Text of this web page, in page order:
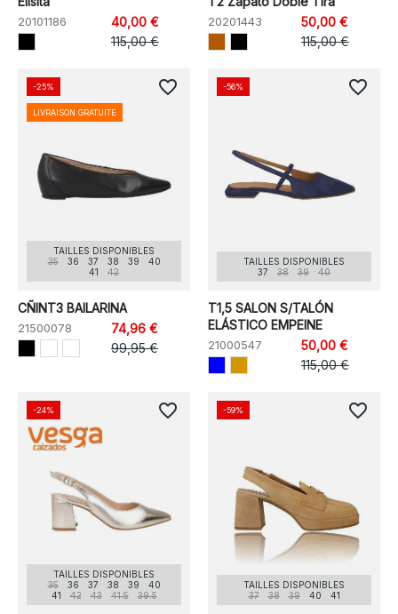
20101186
40,00 €
115,00 €
20201443
50,00 €
115,00 €
TAILLES DISPONIBLES
35
36 37 38 39
40
41
42
CÑINT3 BAILARINA
21500078
74,96 €
99,95 €
-25%
LIVRAISON GRATUITE
favorite_border
TAILLES DISPONIBLES
37
38 39 40
T1,5 SALON S/TALÓN
ELÁSTICO EMPEINE
21000547
50,00 €
115,00 €
-56% favorite_border
TAILLES DISPONIBLES
35
36 37 38 39
40
41
42 43 41.5 39.5
-24% favorite_border
TAILLES DISPONIBLES
37
38 39 40 41
-59% favorite_border